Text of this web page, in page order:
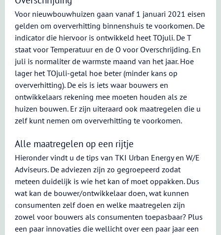
Voor nieuwbouwhuizen gaan vanaf 1 januari 2021 eisen
gelden om oververhitting binnenshuis te voorkomen. De
indicator die hiervoor is ontwikkeld heet TOjuli. De T
staat voor Temperatuur en de O voor Overschrijding. En
juli is normaliter de warmste maand van het jaar. Hoe
lager het TOjuli-getal hoe beter (minder kans op
oververhitting). De eis is iets waar bouwers en
ontwikkelaars rekening mee moeten houden als ze
huizen bouwen. Er zijn uiteraard ook maatregelen die u
zelf kunt nemen om oververhitting te voorkomen.
Alle maatregelen op een rijtje
Hieronder vindt u de tips van TKI Urban Energy en W/E
Adviseurs. De adviezen zijn zo gegroepeerd zodat
meteen duidelijk is wie het kan of moet oppakken. Dus
wat kan de bouwer/ontwikkelaar doen, wat kunnen
consumenten zelf doen en welke maatregelen zijn
zowel voor bouwers als consumenten toepasbaar? Plus
een paar innovaties die wellicht over een paar jaar een